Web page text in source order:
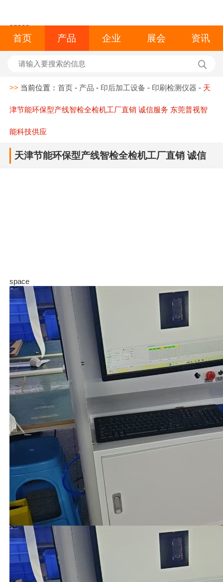
space
首页 产品 企业 展会 资讯
>> 当前位置：首页 - 产品 - 印后加工设备 - 印刷检测仪器 - 天
津节能环保型产线智检全检机工厂直销 诚信服务 东莞普视智
能科技供应
天津节能环保型产线智检全检机工厂直销 诚信
space